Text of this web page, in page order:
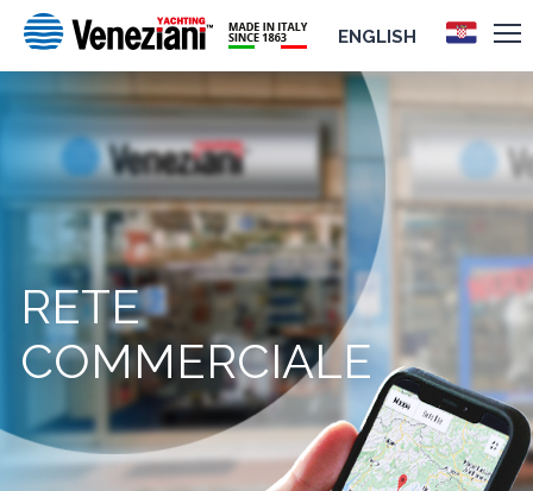
ENGLISH
RETE
COMMERCIALE